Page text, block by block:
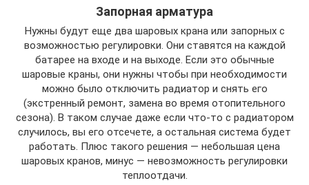
Запорная арматура
Нужны будут еще два шаровых крана или запорных с
возможностью регулировки. Они ставятся на каждой
батарее на входе и на выходе. Если это обычные
шаровые краны, они нужны чтобы при необходимости
можно было отключить радиатор и снять его
(экстренный ремонт, замена во время отопительного
сезона). В таком случае даже если что-то с радиатором
случилось, вы его отсечете, а остальная система будет
работать. Плюс такого решения — небольшая цена
шаровых кранов, минус — невозможность регулировки
теплоотдачи.